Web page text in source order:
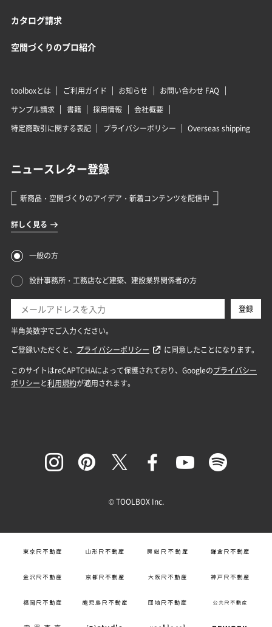
カタログ請求
空間づくりのプロ紹介
toolboxとは ご利用ガイド お知らせ
お問い合わせ FAQ
サンプル請求
書籍 採用情報
会社概要
特定商取引に関する表記
プライバシーポリシー Overseas shipping
© TOOLBOX Inc.